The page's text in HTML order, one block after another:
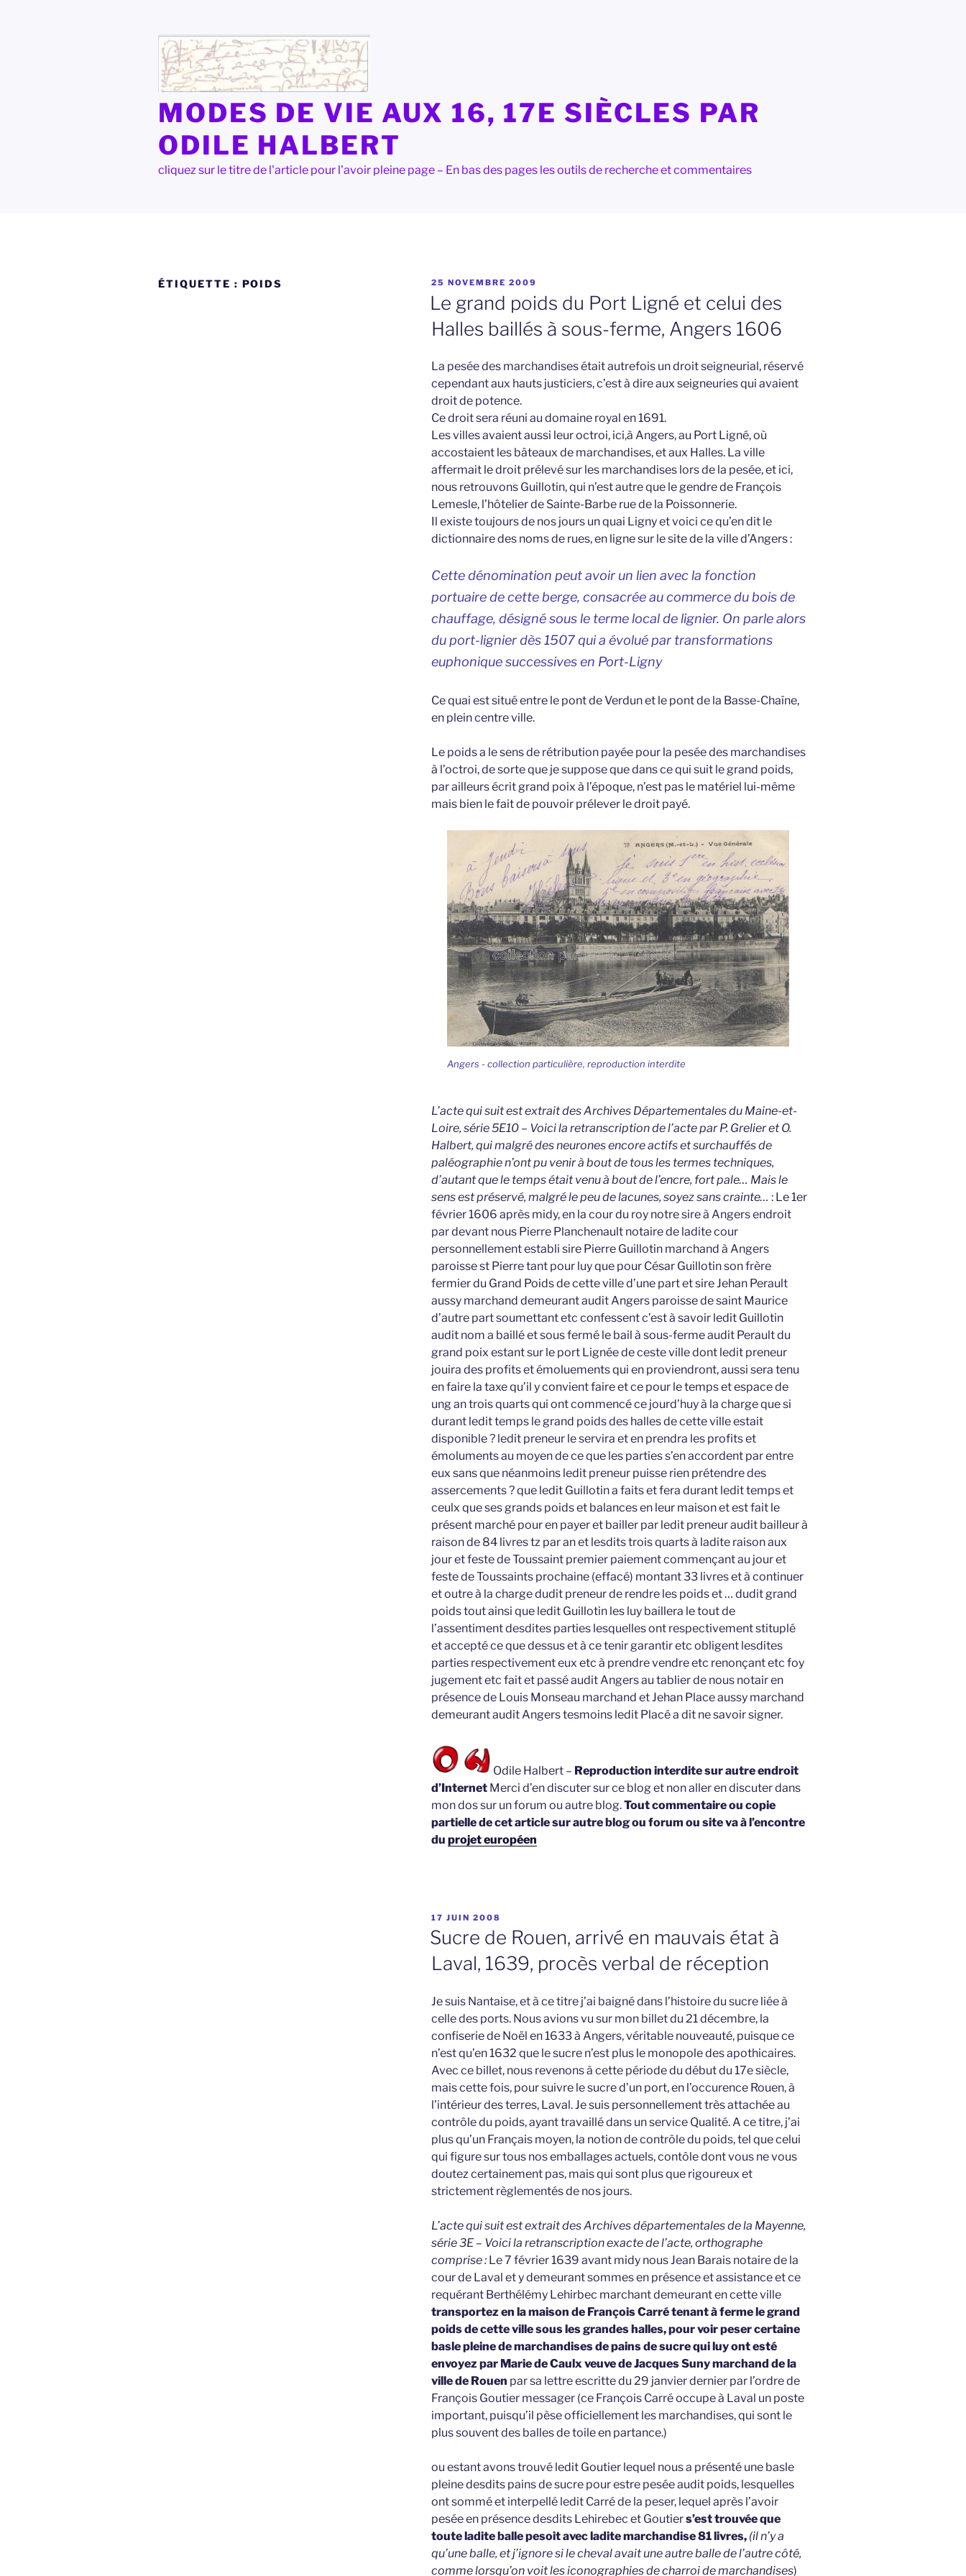
MODES DE VIE AUX 16, 17E SIÈCLES PAR
ODILE HALBERT
cliquez sur le titre de l'article pour l'avoir pleine page – En bas des pages les outils de recherche et commentaires
ÉTIQUETTE : POIDS
PUBLIÉ
LE
25 NOVEMBRE 2009
Le grand poids du Port Ligné et celui des
Halles baillés à sous-ferme, Angers 1606
La pesée des marchandises était autrefois un droit seigneurial, réservé
cependant aux hauts justiciers, c’est à dire aux seigneuries qui avaient
droit de potence.
Ce droit sera réuni au domaine royal en 1691.
Les villes avaient aussi leur octroi, ici,à Angers, au Port Ligné, où
accostaient les bâteaux de marchandises, et aux Halles. La ville
affermait le droit prélevé sur les marchandises lors de la pesée, et ici,
nous retrouvons Guillotin, qui n’est autre que le gendre de François
Lemesle, l’hôtelier de Sainte-Barbe rue de la Poissonnerie.
Il existe toujours de nos jours un quai Ligny et voici ce qu’en dit le
dictionnaire des noms de rues, en ligne sur le site de la ville d’Angers :
Cette dénomination peut avoir un lien avec la fonction
portuaire de cette berge, consacrée au commerce du bois de
chauffage, désigné sous le terme local de lignier. On parle alors
du port-lignier dès 1507 qui a évolué par transformations
euphonique successives en Port-Ligny
Ce quai est situé entre le pont de Verdun et le pont de la Basse-Chaîne,
en plein centre ville.
Le poids a le sens de rétribution payée pour la pesée des marchandises
à l’octroi, de sorte que je suppose que dans ce qui suit le grand poids,
par ailleurs écrit grand poix à l’époque, n’est pas le matériel lui-même
mais bien le fait de pouvoir prélever le droit payé.
Angers - collection particulière, reproduction interdite
L’acte qui suit est extrait des Archives Départementales du Maine-et-
Loire, série 5E10 – Voici la retranscription de l’acte par P. Grelier et O.
Halbert, qui malgré des neurones encore actifs et surchauffés de
paléographie n’ont pu venir à bout de tous les termes techniques,
d’autant que le temps était venu à bout de l’encre, fort pale… Mais le
sens est préservé, malgré le peu de lacunes, soyez sans crainte… : Le 1er
février 1606 après midy, en la cour du roy notre sire à Angers endroit
par devant nous Pierre Planchenault notaire de ladite cour
personnellement establi sire Pierre Guillotin marchand à Angers
paroisse st Pierre tant pour luy que pour César Guillotin son frère
fermier du Grand Poids de cette ville d’une part et sire Jehan Perault
aussy marchand demeurant audit Angers paroisse de saint Maurice
d’autre part soumettant etc confessent c’est à savoir ledit Guillotin
audit nom a baillé et sous fermé le bail à sous-ferme audit Perault du
grand poix estant sur le port Lignée de ceste ville dont ledit preneur
jouira des profits et émoluements qui en proviendront, aussi sera tenu
en faire la taxe qu’il y convient faire et ce pour le temps et espace de
ung an trois quarts qui ont commencé ce jourd’huy à la charge que si
durant ledit temps le grand poids des halles de cette ville estait
disponible ? ledit preneur le servira et en prendra les profits et
émoluments au moyen de ce que les parties s’en accordent par entre
eux sans que néanmoins ledit preneur puisse rien prétendre des
assercements ? que ledit Guillotin a faits et fera durant ledit temps et
ceulx que ses grands poids et balances en leur maison et est fait le
présent marché pour en payer et bailler par ledit preneur audit bailleur à
raison de 84 livres tz par an et lesdits trois quarts à ladite raison aux
jour et feste de Toussaint premier paiement commençant au jour et
feste de Toussaints prochaine (effacé) montant 33 livres et à continuer
et outre à la charge dudit preneur de rendre les poids et … dudit grand
poids tout ainsi que ledit Guillotin les luy baillera le tout de
l’assentiment desdites parties lesquelles ont respectivement stituplé
et accepté ce que dessus et à ce tenir garantir etc obligent lesdites
parties respectivement eux etc à prendre vendre etc renonçant etc foy
jugement etc fait et passé audit Angers au tablier de nous notair en
présence de Louis Monseau marchand et Jehan Place aussy marchand
demeurant audit Angers tesmoins ledit Placé a dit ne savoir signer.
Odile Halbert – Reproduction interdite sur autre endroit
d’Internet Merci d’en discuter sur ce blog et non aller en discuter dans
mon dos sur un forum ou autre blog.Tout commentaire ou copie
partielle de cet article sur autre blog ou forum ou site va à l’encontre
du projet européen
PUBLIÉ
LE
17 JUIN 2008
Sucre de Rouen, arrivé en mauvais état à
Laval, 1639, procès verbal de réception
Je suis Nantaise, et à ce titre j’ai baigné dans l’histoire du sucre liée à
celle des ports. Nous avions vu sur mon billet du 21 décembre, la
confiserie de Noël en 1633 à Angers, véritable nouveauté, puisque ce
n’est qu’en 1632 que le sucre n’est plus le monopole des apothicaires.
Avec ce billet, nous revenons à cette période du début du 17e siècle,
mais cette fois, pour suivre le sucre d’un port, en l’occurence Rouen, à
l’intérieur des terres, Laval. Je suis personnellement très attachée au
contrôle du poids, ayant travaillé dans un service Qualité. A ce titre, j’ai
plus qu’un Français moyen, la notion de contrôle du poids, tel que celui
qui figure sur tous nos emballages actuels, contôle dont vous ne vous
doutez certainement pas, mais qui sont plus que rigoureux et
strictement règlementés de nos jours.
L’acte qui suit est extrait des Archives départementales de la Mayenne,
série 3E – Voici la retranscription exacte de l’acte, orthographe
comprise :Le 7 février 1639 avant midy nous Jean Barais notaire de la
cour de Laval et y demeurant sommes en présence et assistance et ce
requérant Berthélémy Lehirbec marchant demeurant en cette ville
transportez en la maison de François Carré tenant à ferme le grand
poids de cette ville sous les grandes halles, pour voir peser certaine
basle pleine de marchandises de pains de sucre qui luy ont esté
envoyez par Marie de Caulx veuve de Jacques Suny marchand de la
ville de Rouen par sa lettre escritte du 29 janvier dernier par l’ordre de
François Goutier messager (ce François Carré occupe à Laval un poste
important, puisqu’il pèse officiellement les marchandises, qui sont le
plus souvent des balles de toile en partance.)
ou estant avons trouvé ledit Goutier lequel nous a présenté une basle
pleine desdits pains de sucre pour estre pesée audit poids, lesquelles
ont sommé et interpellé ledit Carré de la peser, lequel après l’avoir
pesée en présence desdits Lehirebec et Goutiers’est trouvée que
toute ladite balle pesoit avec ladite marchandise 81 livres, (il n’y a
qu’une balle, et j’ignore si le cheval avait une autre balle de l’autre côté,
comme lorsqu’on voit les iconographies de charroi de marchandises)